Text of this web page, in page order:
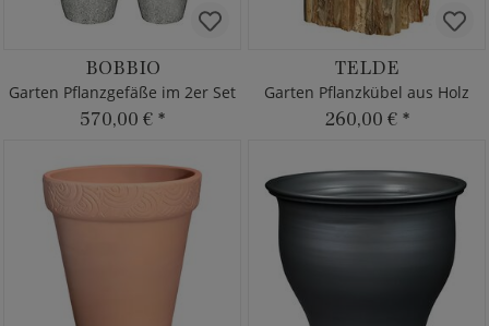
BOBBIO
Garten Pflanzgefäße im 2er Set
570,00 € *
TELDE
Garten Pflanzkübel aus Holz
260,00 € *